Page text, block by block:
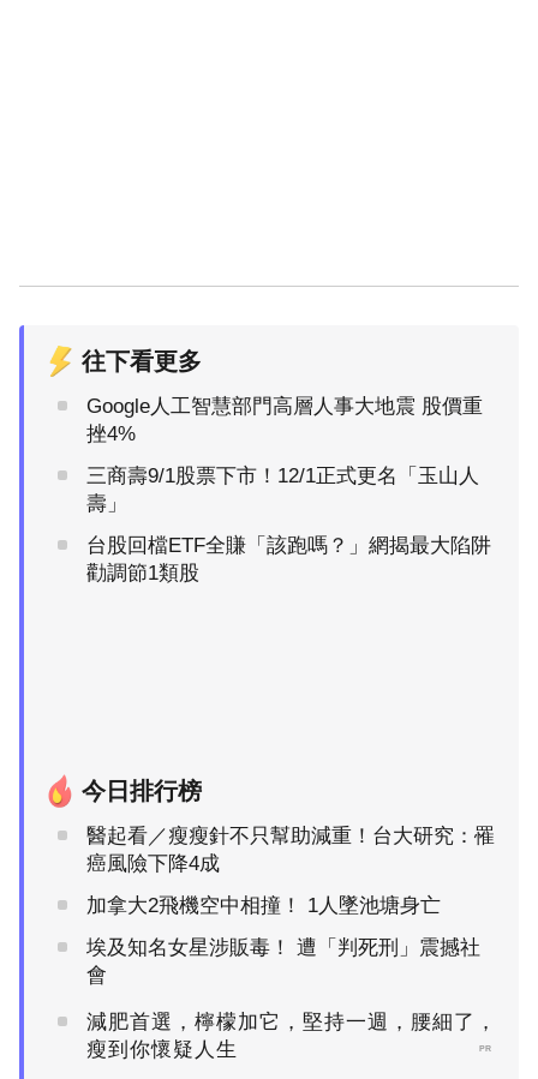
往下看更多
Google人工智慧部門高層人事大地震 股價重
挫4%
三商壽9/1股票下市！12/1正式更名「玉山人
壽」
台股回檔ETF全賺「該跑嗎？」網揭最大陷阱
勸調節1類股
今日排行榜
醫起看／瘦瘦針不只幫助減重！台大研究：罹
癌風險下降4成
加拿大2飛機空中相撞！ 1人墜池塘身亡
埃及知名女星涉販毒！ 遭「判死刑」震撼社
會
減肥首選，檸檬加它，堅持一週，腰細了，
瘦到你懷疑人生
PR